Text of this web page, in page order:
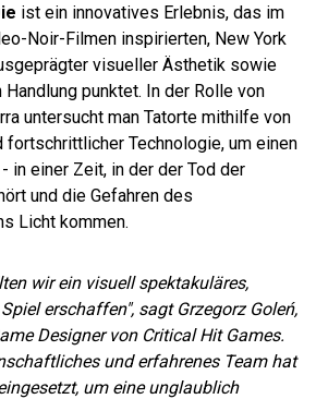
ist ein innovatives Erlebnis, das im
Noir-Filmen inspirierten, New York
visueller Ästhetik sowie
punktet. In der Rolle von
untersucht man Tatorte mithilfe von
fortschrittlicher Technologie, um einen
in einer Zeit, in der der Tod der
und die Gefahren des
Licht kommen.
wir ein visuell spektakuläres,
erschaffen", sagt Grzegorz Goleń,
Designer von Critical Hit Games.
und erfahrenes Team hat
um eine unglaublich